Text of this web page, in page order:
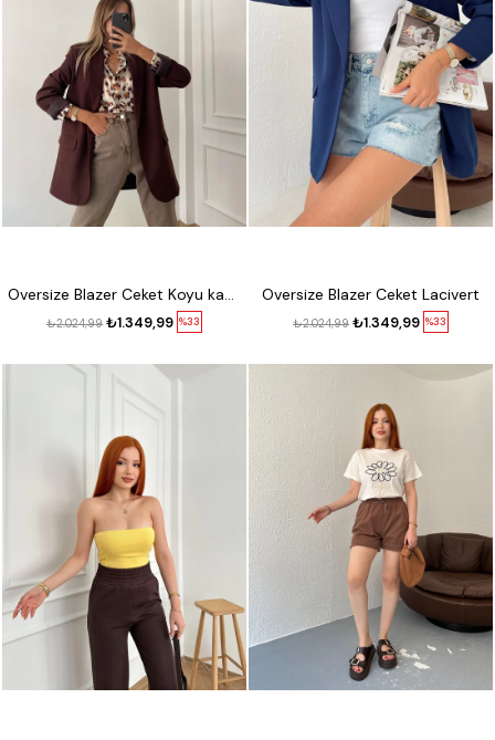
Oversize Blazer Ceket Koyu kahve
%33
₺1.349,99
₺2.024,99
Oversize Blazer Ceket Lacivert
%33
₺1.349,99
₺2.024,99